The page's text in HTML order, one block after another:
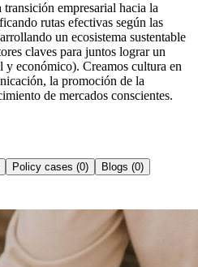
empresarial hacia la
rutas efectivas según las
un ecosistema sustentable
claves para juntos lograr un
económico). Creamos cultura en
la promoción de la
de mercados conscientes.
Policy cases (0)
Blogs (0)